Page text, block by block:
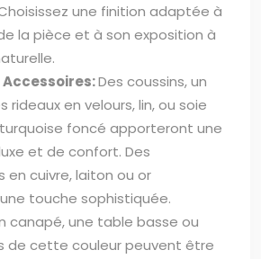
une finition adaptée à
la pièce et à son exposition à
Des coussins, un
rideaux en velours, lin, ou soie
foncé apporteront une
et de confort. Des
en cuivre, laiton ou or
touche sophistiquée.
canapé, une table basse ou
de cette couleur peuvent être